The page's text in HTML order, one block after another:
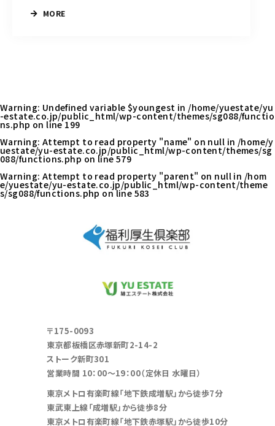
MORE
Warning: Undefined variable $youngest in /home/yuestate/yu
-estate.co.jp/public_html/wp-content/themes/sg088/functio
ns.php on line199
Warning: Attempt to read property "name" on null in /home/y
uestate/yu-estate.co.jp/public_html/wp-content/themes/sg
088/functions.php on line 579
Warning: Attempt to read property "parent" on null in /hom
e/yuestate/yu-estate.co.jp/public_html/wp-content/theme
s/sg088/functions.php on line 583
〒175-0093
東京都板橋区赤塚新町2-14-2
ストーク新町301
営業時間 10：00～19：00（定休日 水曜日）
東京メトロ有楽町線「地下鉄成増駅」から徒歩7分
東武東上線「成増駅」から徒歩8分
東京メトロ有楽町線「地下鉄赤塚駅」から徒歩10分